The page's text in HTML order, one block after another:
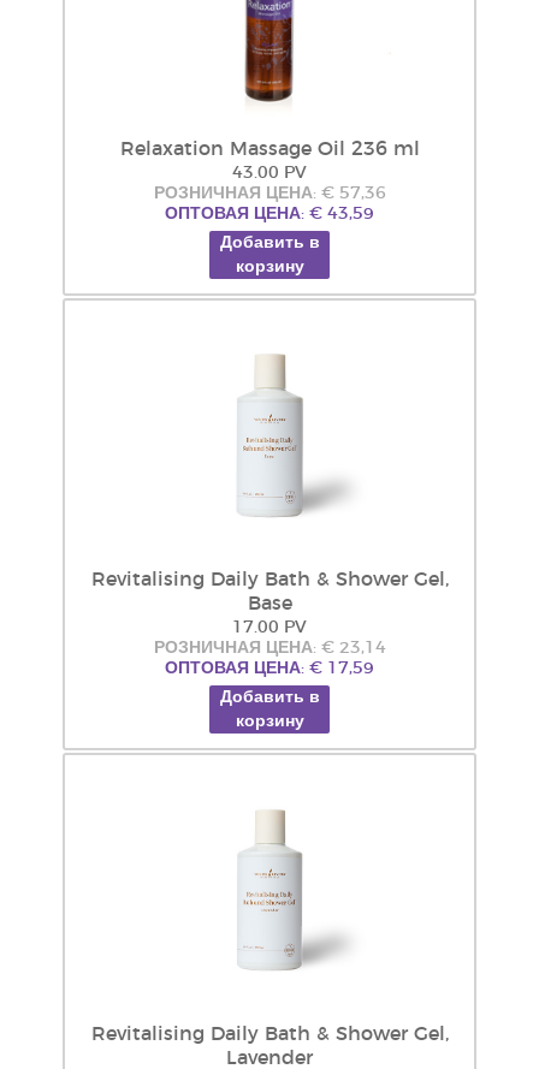
Relaxation Massage Oil 236 ml
43.00 PV
РОЗНИЧНАЯ ЦЕНА: € 57,36
ОПТОВАЯ ЦЕНА: € 43,59
Добавить в
корзину
Revitalising Daily Bath & Shower Gel,
Base
17.00 PV
РОЗНИЧНАЯ ЦЕНА: € 23,14
ОПТОВАЯ ЦЕНА: € 17,59
Добавить в
корзину
Revitalising Daily Bath & Shower Gel,
Lavender